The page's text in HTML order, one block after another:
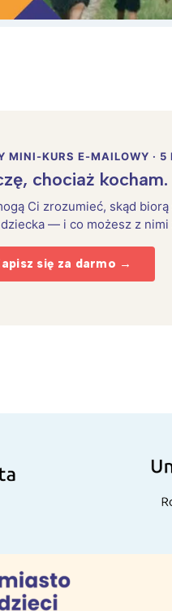
MINI-KURS E-MAILOWY · 5
chociaż kocham.
Ci zrozumieć, skąd
— i co możesz z nimi
się za darmo →